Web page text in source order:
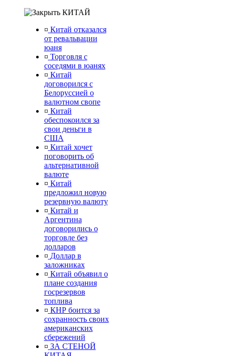
КИТАЙ
¤ Китай отказался
от ревальвации
юаня
¤ Торговля с
соседями в юанях
¤ Китай
договорился с
Белоруссией о
валютном свопе
¤ Китай
обеспокоился за
свои деньги в
США
¤ Китай хочет
поговорить об
альтернативной
валюте
¤ Китай
предложил новую
резервную валюту
¤ Китай и
Аргентина
договорились о
торговле без
долларов
¤ Доллар в
заложниках
¤ Китай объявил о
плане создания
госрезервов
топлива
¤ КНР боится за
сохранность своих
американских
сбережений
¤ ЗА СТЕНОЙ